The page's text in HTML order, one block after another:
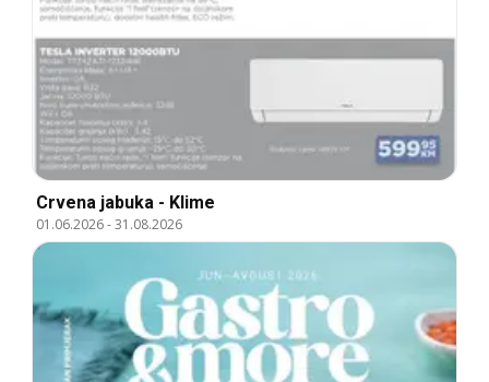
Crvena jabuka - Klime
01.06.2026-31.08.2026